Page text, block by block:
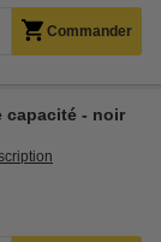
Commander
capacité - noir